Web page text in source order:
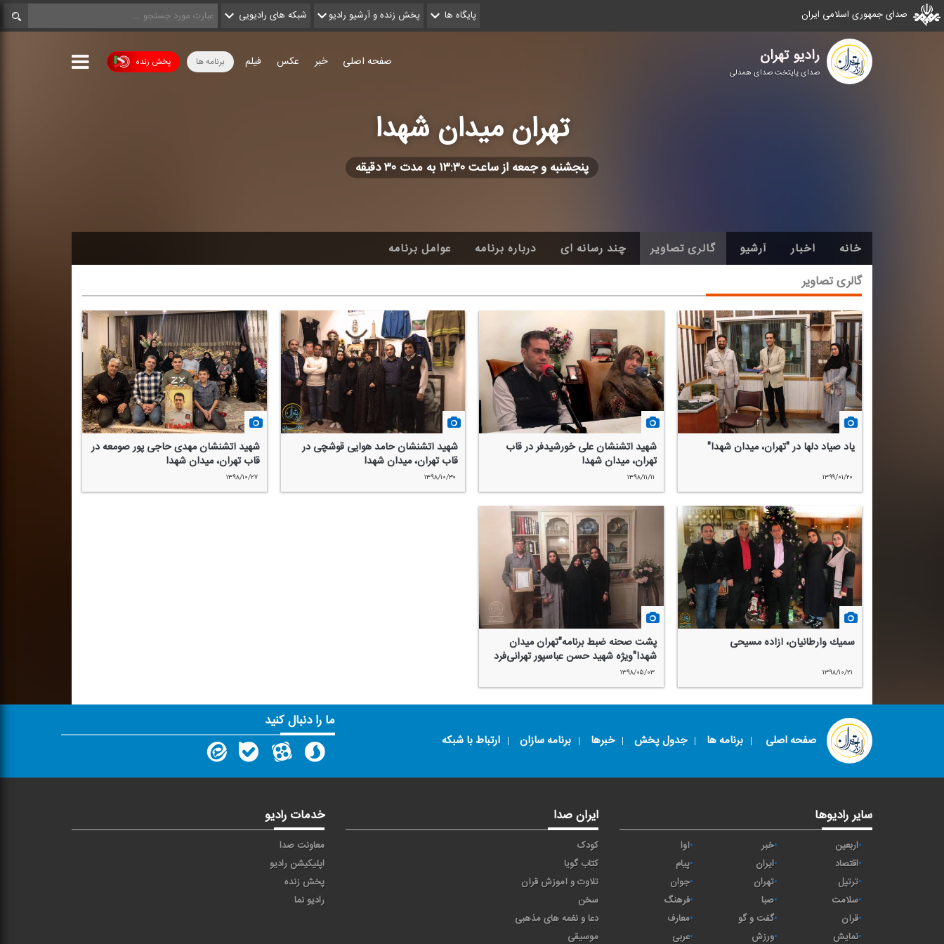
صدای جمهوری اسلامی ایران پایگاه ها پخش زنده و آرشیو رادیو شبکه های رادیویی
رادیو تهران
صدای پایتخت صدای همدلی
پخش زنده برنامه ها صفحه اصلی خبر عکس فیلم
تهران میدان شهدا
پنجشنبه و جمعه از ساعت ۱۳:۳۰ به مدت ۳۰ دقیقه
خانه اخبار آرشیو گالری تصاویر چند رسانه ای درباره برنامه عوامل برنامه
گالری تصاویر
یاد صیاد دلها در "تهران، میدان شهدا"
۱۳۹۹/۰۱/۲۰
شهید آتشنشان علی خورشیدفر در قاب
تهران، میدان شهدا
۱۳۹۸/۱۱/۱۱
شهید آتشنشان حامد هوایی قوشچی در
قاب تهران، میدان شهدا
۱۳۹۸/۱۰/۳۰
شهید آتشنشان مهدی حاجی پور صومعه در
قاب تهران، میدان شهدا
۱۳۹۸/۱۰/۲۷
سمیك وارطانیان، آزاده مسیحی
۱۳۹۸/۱۰/۲۱
پشت صحنه ضبط برنامه"تهران میدان
شهدا"ویژه شهید حسن عباسپور تهرانی‌فرد
۱۳۹۸/۰۵/۰۳
صفحه اصلی برنامه ها جدول پخش خبرها برنامه سازان ارتباط با شبکه
ما را دنبال کنید
سایر رادیوها
اربعین خبر
آوا
اقتصاد
ايران
پیام
ترتیل
تهران
جوان
سلامت
صبا
فرهنگ
قرآن
گفت و گو
معارف
نمایش
ورزش عربی
ایران صدا
کودک
کتاب گویا
تلاوت و آموزش قرآن
سخن
دعا و نغمه های مذهبی
موسیقی
خدمات رادیو
معاونت صدا
اپلیکیشن رادیو
پخش زنده
رادیو نما